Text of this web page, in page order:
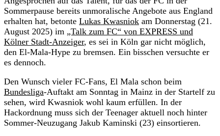
Sommerpause bereits unmoralische Angebote aus England
erhalten hat, betonte Lukas Kwasniok am Donnerstag (21.
August 2025) im „Talk zum FC“ von EXPRESS und
Kölner Stadt-Anzeiger, es sei in Köln gar nicht möglich,
den El-Mala-Hype zu bremsen. Ein bisschen versuchte er
es dennoch.
Den Wunsch vieler FC-Fans, El Mala schon beim
Bundesliga-Auftakt am Sonntag in Mainz in der Startelf zu
sehen, wird Kwasniok wohl kaum erfüllen. In der
Hackordnung muss sich der Teenager aktuell noch hinter
Sommer-Neuzugang Jakub Kaminski (23) einsortieren.